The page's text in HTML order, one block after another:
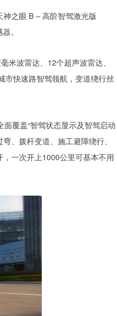
之眼 B – 高阶智驾激光版
。
米波雷达、12个超声波雷达、
市快速路智驾领航，变道绕行丝
覆盖“智驾状态显示及智驾启动
、拨杆变道、施工避障绕行、
一次开上1000公里可基本不用